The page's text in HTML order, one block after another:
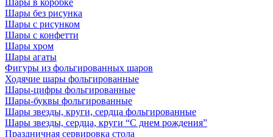
Шары без рисунка
Шары с рисунком
Шары с конфетти
Шары хром
Шары агаты
Фигуры из фольгированных шаров
Ходячие шары фольгированные
Шары-цифры фольгированные
Шары-буквы фольгированные
Шары звезды, круги, сердца фольгированные
Шары звезды, сердца, круги “С днем рождения”
Праздничная сервировка стола